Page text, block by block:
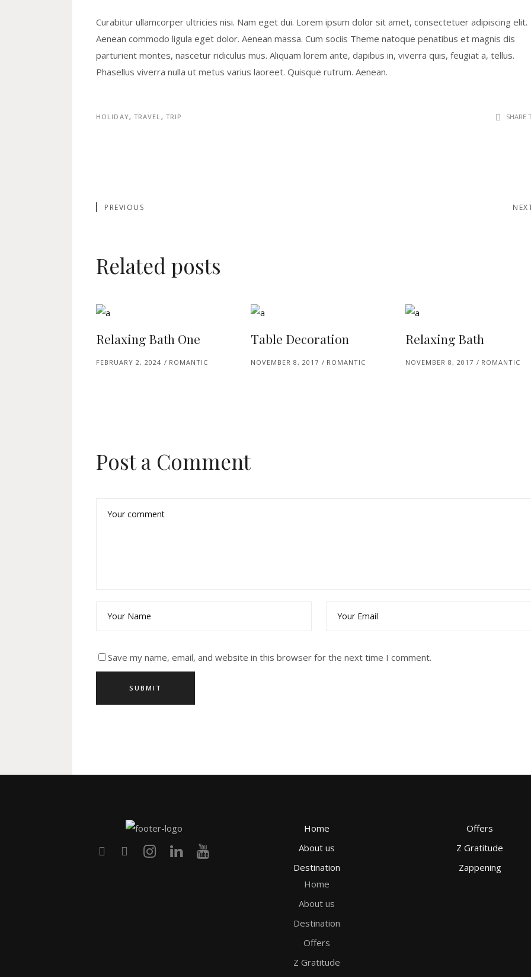
Curabitur ullamcorper ultricies nisi. Nam eget dui. Lorem ipsum dolor sit amet, consectetuer adipiscing elit.
Aenean commodo ligula eget dolor. Aenean massa. Cum sociis Theme natoque penatibus et magnis dis
parturient montes, nascetur ridiculus mus. Aliquam lorem ante, dapibus in, viverra quis, feugiat a, tellus.
Phasellus viverra nulla ut metus varius laoreet. Quisque rutrum. Aenean.
HOLIDAY, TRAVEL , TRIP SHARE
PREVIOUS
Related posts
Relaxing Bath One
FEBRUARY 2, 2024 ROMANTIC
Table Decoration
NOVEMBER 8, 2017 ROMANTIC
Relaxing Bath
NOVEMBER 8, 2017 ROMANTIC
Post a Comment
Save my name, email, and website in this browser for the next time I comment.
Home
About us
Destination
Home
About us
Destination
Offers
Z Gratitude
Offers
Z Gratitude
Zappening